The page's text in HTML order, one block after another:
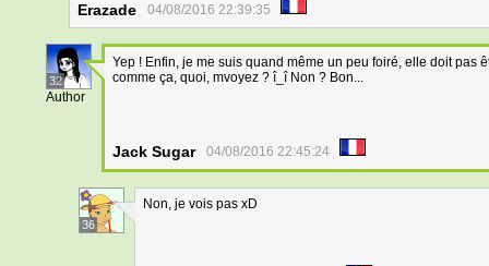
Erazade 04/08/2016 22:39:35
32
Author
Yep ! Enfin, je me suis quand même un peu foiré, elle doit pas
comme ça, quoi, mvoyez ? î_î Non ? Bon...
Jack Sugar 04/08/2016 22:45:24
36
Non, je vois pas xD